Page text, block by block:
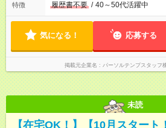
特徴 履歴書不要 / 40～50代活躍中
気になる！ 応募する
掲載元企業名 パーソルテンプスタッ
未読
【在宅OK！】【10月スタート